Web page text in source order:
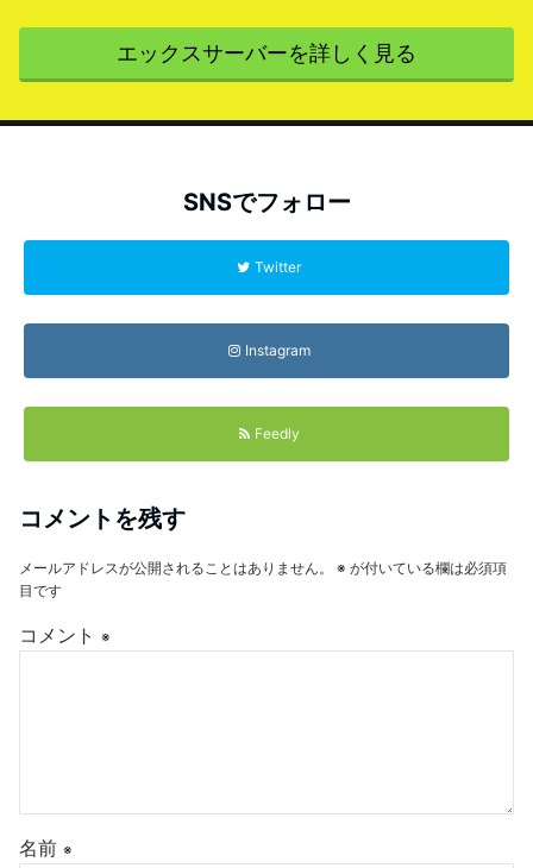
エックスサーバーを詳しく見る
SNSでフォロー
Twitter
Instagram
Feedly
コメントを残す
メールアドレスが公開されることはありません。 ※ が付いている欄は必須項
目です
コメント ※
名前 ※